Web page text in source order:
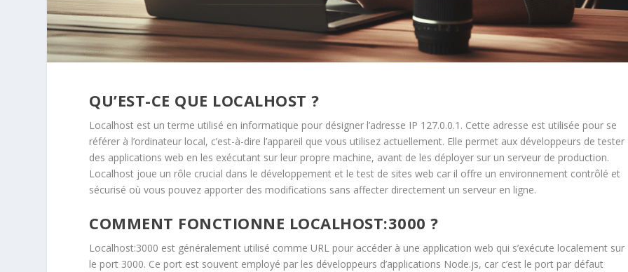
QU’EST-CE QUE LOCALHOST ?
Localhost est un terme utilisé en informatique pour désigner l’adresse IP 127.0.0.1. Cette adresse est utilisée pour se
référer à l’ordinateur local, c’est-à-dire l’appareil que vous utilisez actuellement. Elle permet aux développeurs de tester
des applications web en les exécutant sur leur propre machine, avant de les déployer sur un serveur de production.
Localhost joue un rôle crucial dans le développement et le test de sites web car il offre un environnement contrôlé et
sécurisé où vous pouvez apporter des modifications sans affecter directement un serveur en ligne.
COMMENT FONCTIONNE LOCALHOST:3000 ?
Localhost:3000 est généralement utilisé comme URL pour accéder à une application web qui s’exécute localement sur
le port 3000. Ce port est souvent employé par les développeurs d’applications Node.js, car c’est le port par défaut